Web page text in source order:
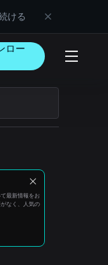
ける
ロー
最新情報をお
なく、人気の